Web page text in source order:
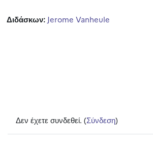
Διδάσκων: Jerome Vanheule
Δεν έχετε συνδεθεί. (Σύνδεση)